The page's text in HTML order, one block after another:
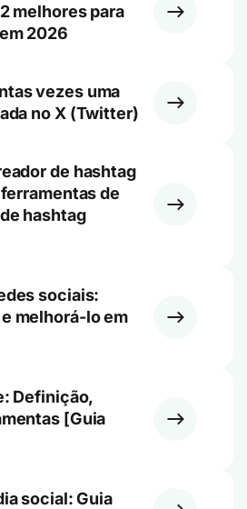
melhores para
2026
vezes uma
no X (Twitter)
de hashtag
de
hashtag
sociais:
melhorá-lo em
Definição,
[Guia
social: Guia